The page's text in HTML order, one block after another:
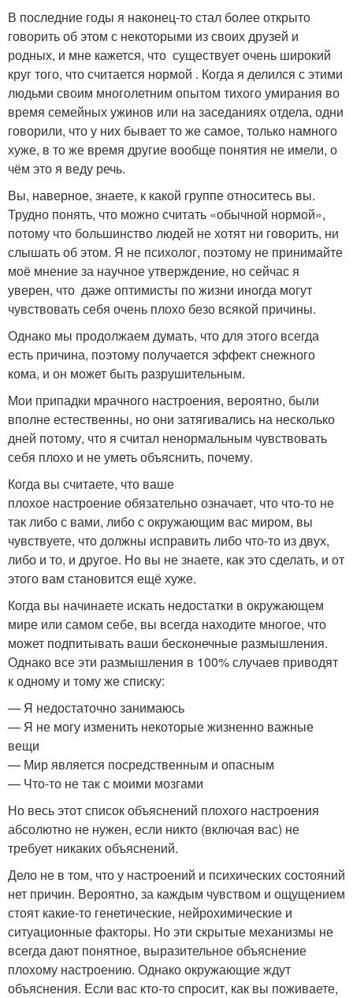
В последние годы я наконец-то стал более открыто
говорить об этом с некоторыми из своих друзей и
родных, и мне кажется, что существует очень широкий
круг того, что считается нормой . Когда я делился с этими
людьми своим многолетним опытом тихого умирания во
время семейных ужинов или на заседаниях отдела, одни
говорили, что у них бывает то же самое, только намного
хуже, в то же время другие вообще понятия не имели, о
чём это я веду речь.
Вы, наверное, знаете, к какой группе относитесь вы.
Трудно понять, что можно считать «обычной нормой»,
потому что большинство людей не хотят ни говорить, ни
слышать об этом. Я не психолог, поэтому не принимайте
моё мнение за научное утверждение, но сейчас я
уверен, что даже оптимисты по жизни иногда могут
чувствовать себя очень плохо безо всякой причины.
Однако мы продолжаем думать, что для этого всегда
есть причина, поэтому получается эффект снежного
кома, и он может быть разрушительным.
Мои припадки мрачного настроения, вероятно, были
вполне естественны, но они затягивались на несколько
дней потому, что я считал ненормальным чувствовать
себя плохо и не уметь объяснить, почему.
Когда вы считаете, что ваше
плохое настроение обязательно означает, что что-то не
так либо с вами, либо с окружающим вас миром, вы
чувствуете, что должны исправить либо что-то из двух,
либо и то, и другое. Но вы не знаете, как это сделать, и от
этого вам становится ещё хуже.
Когда вы начинаете искать недостатки в окружающем
мире или самом себе, вы всегда находите многое, что
может подпитывать ваши бесконечные размышления.
Однако все эти размышления в 100% случаев приводят
к одному и тому же списку:
— Я недостаточно занимаюсь
— Я не могу изменить некоторые жизненно важные
вещи
— Мир является посредственным и опасным
— Что-то не так с моими мозгами
Но весь этот список объяснений плохого настроения
абсолютно не нужен, если никто (включая вас) не
требует никаких объяснений.
Дело не в том, что у настроений и психических состояний
нет причин. Вероятно, за каждым чувством и ощущением
стоят какие-то генетические, нейрохимические и
ситуационные факторы. Но эти скрытые механизмы не
всегда дают понятное, выразительное объяснение
плохому настроению. Однако окружающие ждут
объяснения. Если вас кто-то спросит, как вы поживаете,